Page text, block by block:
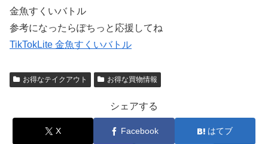
金魚すくいバトル
参考になったらぽちっと応援してね
TikTokLite 金魚すくいバトル
お得なテイクアウト お得な買物情報
シェアする
X Facebook はてブ